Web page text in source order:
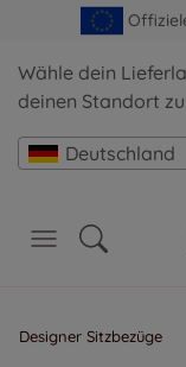
Wähle dein
deinen Standort zu
Deutschland
Designer Sitzbezüge